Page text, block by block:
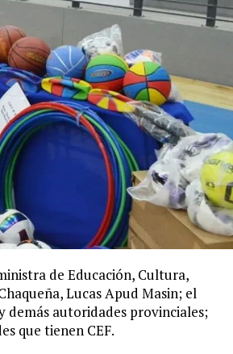
de Educación, Cultura,
Lucas Apud Masin; el
demás autoridades provinciales;
que tienen CEF.